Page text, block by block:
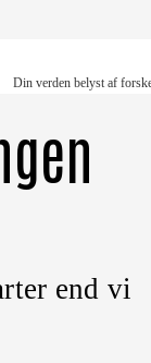
Din verden belyst af
end vi